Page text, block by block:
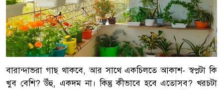
বারান্দাভরা গাছ থাকবে, আর সাথে একচিলতে আকাশ- স্বপ্নটা কি
খুব বেশি? উঁহু, একদম না। কিন্তু কীভাবে হবে এতোসব? খরচটা